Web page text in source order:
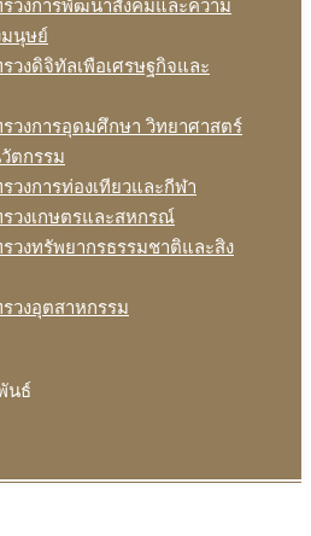
รวงการพัฒนาสังคมและความ
นุษย์
วงดิจิทัลเพือเศรษฐกิจและ
รวงการอุดมศึกษา วิทยาศาสตร์
ตกรรม
วงการท่องเทียวและกีฬา
รวงเกษตรและสหกรณ์
วงทรัพยากรธรรมชาติและสิง
วงอุตสาหกรรม
นธ์